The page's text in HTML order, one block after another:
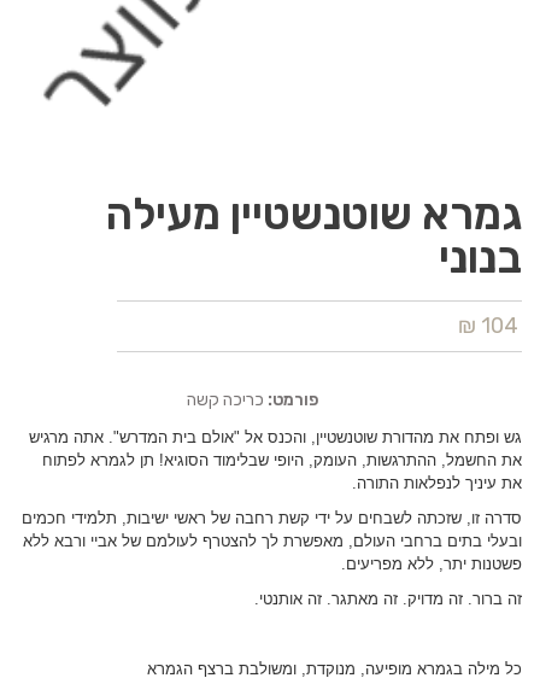
גמרא שוטנשטיין מעילה
בנוני
104 ₪
פורמט: כריכה קשה
גש ופתח את מהדורת שוטנשטיין, והכנס אל "אולם בית המדרש". אתה מרגיש
את החשמל, ההתרגשות, העומק, היופי שבלימוד הסוגיא! תן לגמרא לפתוח
את עיניך לנפלאות התורה.
סדרה זו, שזכתה לשבחים על ידי קשת רחבה של ראשי ישיבות, תלמידי חכמים
ובעלי בתים ברחבי העולם, מאפשרת לך להצטרף לעולמם של אביי ורבא ללא
פשטנות יתר, ללא מפריעים.
זה ברור. זה מדויק. זה מאתגר. זה אותנטי.
כל מילה בגמרא מופיעה, מנוקדת, ומשולבת ברצף הגמרא